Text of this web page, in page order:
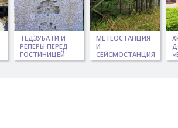
ТЕДЗУБАТИ И
РЕПЕРЫ ПЕРЕД
ГОСТИНИЦЕЙ
АЛЬФА
МЕТЕОСТАНЦИЯ
И
СЕЙСМОСТАНЦИЯ
ОДОМАРИ